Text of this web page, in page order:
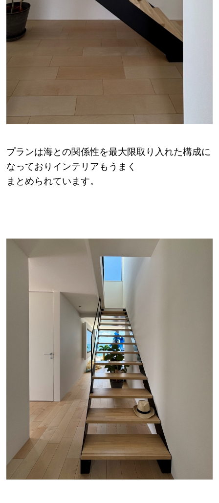
プランは海との関係性を最大限取り入れた構成に
なっておりインテリアもうまく
まとめられています。